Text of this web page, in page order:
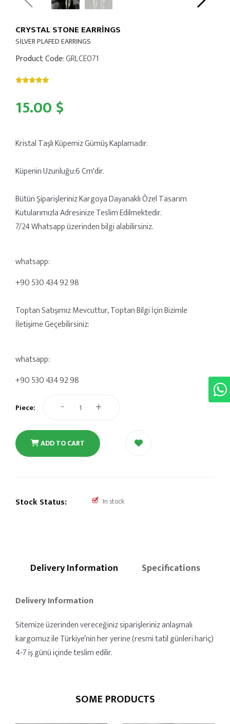
CRYSTAL STONE EARRINGS
SİLVER PLAFED EARRINGS
Product Code: GRLCE071
15.00 $
Kristal Taşlı Küpemiz Gümüş Kaplamadır.
Küpenin Uzunluğu:6 Cm'dir.
Bütün Şiparişleriniz Kargoya Dayanaklı Özel Tasarım
Kutularımızla Adresinize Teslim Edilmektedir.
7/24 Whatsapp üzerinden bilgi alabilirsiniz.
whatsapp:
+90 530 434 92 98
Toptan Satışımız Mevcuttur, Toptan Bilgi İçin Bizimle
İletişime Geçebilirsiniz:
whatsapp:
+90 530 434 92 98
Piece: - +
ADD TO CART
Stock Status: In stock
Delivery Information Specifications
Delivery Information
Sitemize üzerinden vereceğiniz siparişleriniz anlaşmalı
kargomuz ile Türkiye’nin her yerine (resmi tatil günleri hariç)
4-7 iş günü içinde teslim edilir.
SOME PRODUCTS